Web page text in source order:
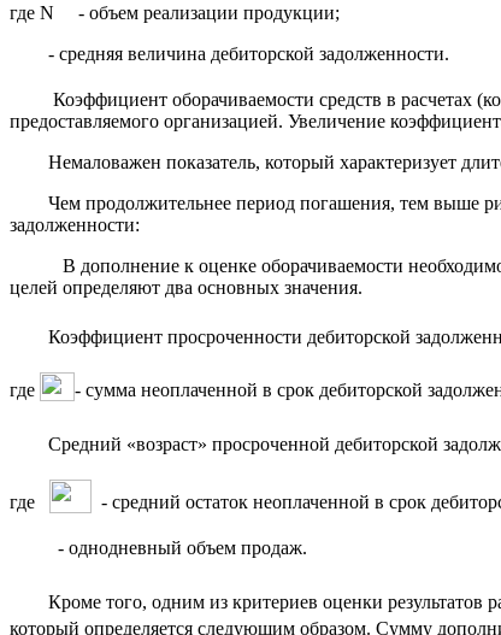
где N - объем реализации продукции;
- средняя величина дебиторской задолженности.
Коэффициент оборачиваемости средств в расчетах
предоставляемого организацией. Увеличение
Немаловажен показатель, который характеризует
Чем продолжительнее период погашения, тем выше
задолженности:
В дополнение к оценке оборачиваемости необходимо
целей определяют два основных значения.
Коэффициент просроченности дебиторской
где - сумма неоплаченной в срок дебиторской
Средний «возраст» просроченной дебиторской
где - средний остаток неоплаченной в срок
- однодневный объем продаж.
Кроме того, одним из критериев оценки результатов
который определяется следующим образом. Сумму